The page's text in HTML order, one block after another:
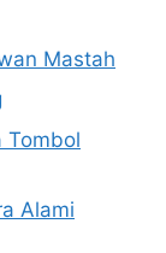
Mastah
Tombol
Alami